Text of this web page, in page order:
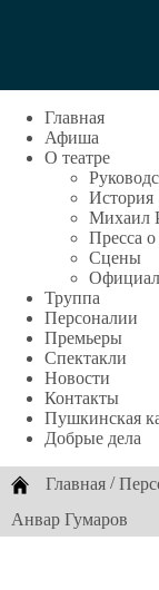
Главная
Афиша
О театре
История
Михаил
Пресса о
Сцены
Труппа
Персоналии
Премьеры
Спектакли
Новости
Контакты
Пушкинская
Добрые дела
Главная /
Анвар Гумаров